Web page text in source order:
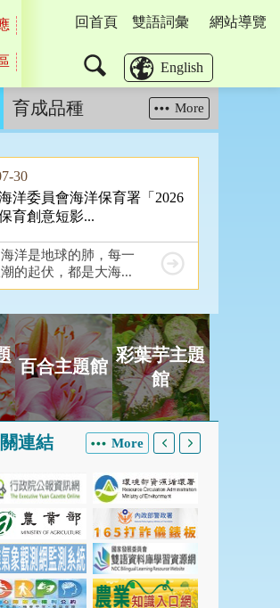
回首頁 雙語詞彙 網站導覽
尋
English
30
洋委員會海洋保育署「2026
育創意短影...
洋是地球的肺，每一
的起伏，都是大海...
育成品種 More
百合主題館
彩葉芋主題
館
連結 More